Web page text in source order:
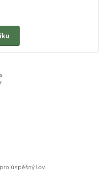
úspěšný lov